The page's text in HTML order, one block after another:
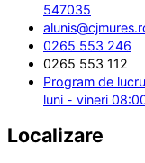
547035
0265 553 246
0265 553 112
Program de
luni - vineri
Localizare